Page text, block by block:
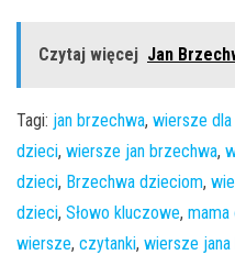
Czytaj więcej Jan
Tagi: jan brzechwa, wiersze
dzieci, wiersze jan brzechwa,
dzieci, Brzechwa dzieciom,
dzieci, Słowo kluczowe,
wiersze, czytanki, wiersze